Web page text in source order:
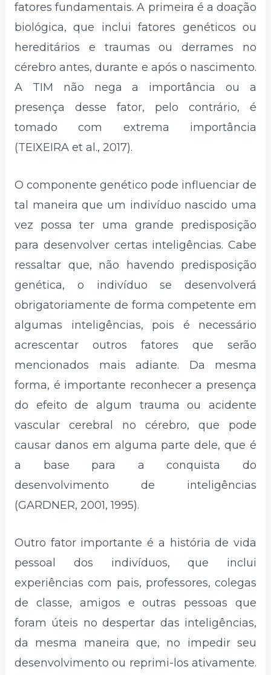
fatores fundamentais. A primeira é a doação
biológica, que inclui fatores genéticos ou
hereditários e traumas ou derrames no
cérebro antes, durante e após o nascimento.
A TIM não nega a importância ou a
presença desse fator, pelo contrário, é
tomado com extrema importância
(TEIXEIRA et al., 2017).
O componente genético pode influenciar de
tal maneira que um indivíduo nascido uma
vez possa ter uma grande predisposição
para desenvolver certas inteligências. Cabe
ressaltar que, não havendo predisposição
genética, o indivíduo se desenvolverá
obrigatoriamente de forma competente em
algumas inteligências, pois é necessário
acrescentar outros fatores que serão
mencionados mais adiante. Da mesma
forma, é importante reconhecer a presença
do efeito de algum trauma ou acidente
vascular cerebral no cérebro, que pode
causar danos em alguma parte dele, que é
a base para a conquista do
desenvolvimento de inteligências
(GARDNER, 2001, 1995).
Outro fator importante é a história de vida
pessoal dos indivíduos, que inclui
experiências com pais, professores, colegas
de classe, amigos e outras pessoas que
foram úteis no despertar das inteligências,
da mesma maneira que, no impedir seu
desenvolvimento ou reprimi-los ativamente.